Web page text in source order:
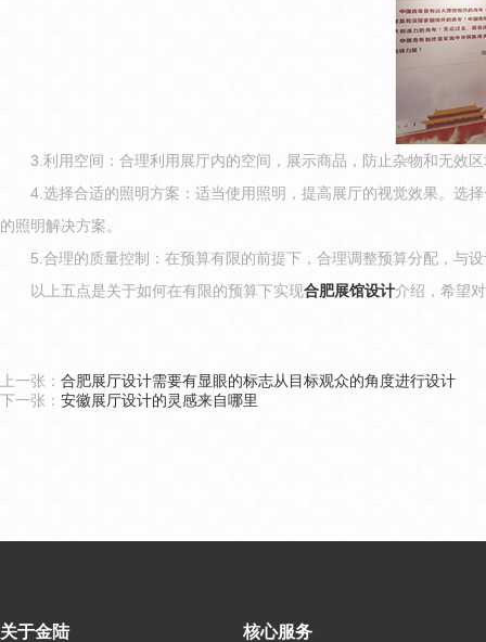
3.利用空间：合理利用展厅内的空间，展示商品，防止杂物和无效
4.选择合适的照明方案：适当使用照明，提高展厅的视觉效果。选
的照明解决方案。
5.合理的质量控制：在预算有限的前提下，合理调整预算分配，与
以上五点是关于如何在有限的预算下实现合肥展馆设计介绍，希望
上一张： 合肥展厅设计需要有显眼的标志从目标观众的角度进行设计
下一张： 安徽展厅设计的灵感来自哪里
关于金陆 核心服务